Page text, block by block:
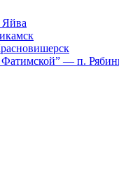
Яйва
Фатимской” — п.